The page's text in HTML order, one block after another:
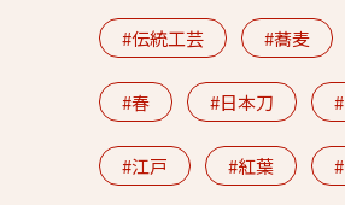
伝統工芸 蕎麦
春 日本刀
江戸 紅葉